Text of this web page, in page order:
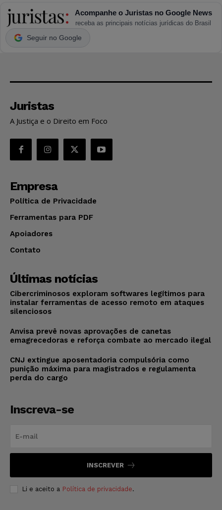
Acompanhe o Juristas no Google News
receba as principais notícias jurídicas do Brasil
Seguir no Google
Juristas
A Justiça e o Direito em Foco
Empresa
Política de Privacidade
Ferramentas para PDF
Apoiadores
Contato
Últimas notícias
Cibercriminosos exploram softwares legítimos para
instalar ferramentas de acesso remoto em ataques
silenciosos
Anvisa prevê novas aprovações de canetas
emagrecedoras e reforça combate ao mercado ilegal
CNJ extingue aposentadoria compulsória como
punição máxima para magistrados e regulamenta
perda do cargo
Inscreva-se
INSCREVER
Li e aceito a Política de privacidade.